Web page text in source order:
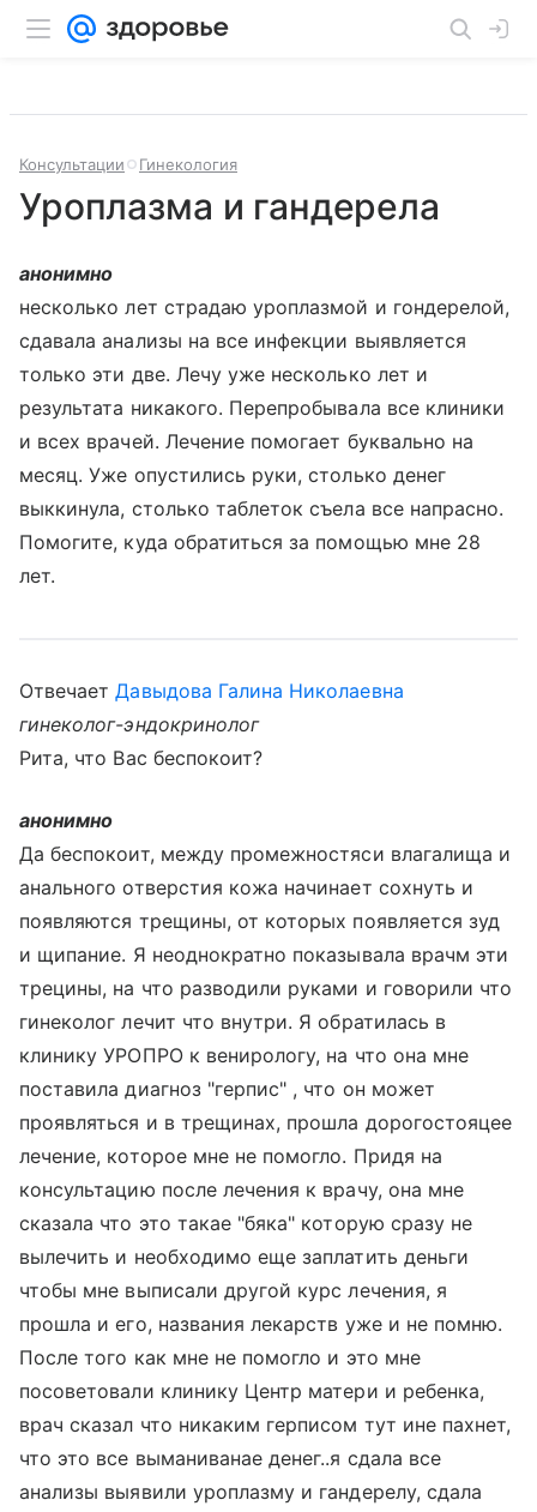
Консультации Гинекология
Уроплазма и гандерела
анонимно
несколько лет страдаю уроплазмой и гондерелой,
сдавала анализы на все инфекции выявляется
только эти две. Лечу уже несколько лет и
результата никакого. Перепробывала все клиники
и всех врачей. Лечение помогает буквально на
месяц. Уже опустились руки, столько денег
выккинула, столько таблеток съела все напрасно.
Помогите, куда обратиться за помощью мне 28
лет.
ОтвечаетДавыдова Галина Николаевна
гинеколог-эндокринолог
Рита, что Вас беспокоит?
анонимно
Да беспокоит, между промежностяси влагалища и
анального отверстия кожа начинает сохнуть и
появляются трещины, от которых появляется зуд
и щипание. Я неоднократно показывала врачм эти
трецины, на что разводили руками и говорили что
гинеколог лечит что внутри. Я обратилась в
клинику УРОПРО к венирологу, на что она мне
поставила диагноз "герпис" , что он может
проявляться и в трещинах, прошла дорогостояцее
лечение, которое мне не помогло. Придя на
консультацию после лечения к врачу, она мне
сказала что это такае "бяка" которую сразу не
вылечить и необходимо еще заплатить деньги
чтобы мне выписали другой курс лечения, я
прошла и его, названия лекарств уже и не помню.
После того как мне не помогло и это мне
посоветовали клинику Центр матери и ребенка,
врач сказал что никаким герписом тут ине пахнет,
что это все выманиванае денег..я сдала все
анализы выявили уроплазму и гандерелу, сдала